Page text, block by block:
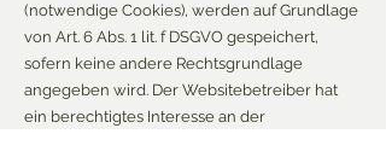
(notwendige Cookies), werden auf Grundlage
von Art. 6 Abs. 1 lit. f DSGVO gespeichert,
sofern keine andere Rechtsgrundlage
angegeben wird. Der Websitebetreiber hat
ein berechtigtes Interesse an der